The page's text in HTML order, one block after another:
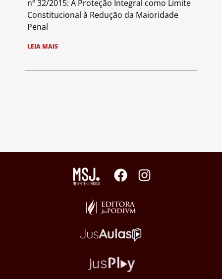
nº 32/2015: A Proteção Integral como Limite
Constitucional à Redução da Maioridade
Penal
LEIA MAIS